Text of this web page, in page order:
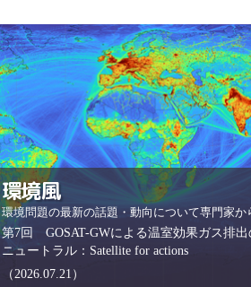
ライブラリ
環境風
環境問題の最新の話題・動向について専門家
第7回 GOSAT-GWによる温室効果ガス排